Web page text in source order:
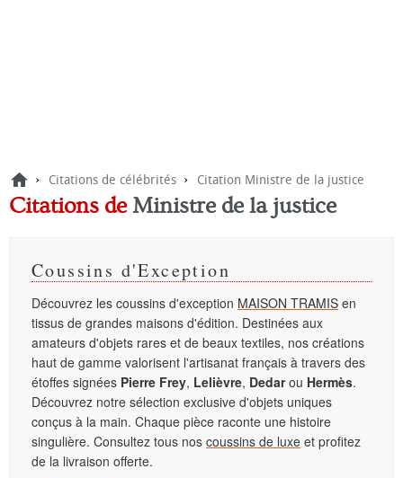
› Citations de célébrités › Citation Ministre de la justice
Citations de Ministre de la justice
Coussins d'Exception
Découvrez les coussins d'exception MAISON TRAMIS en
tissus de grandes maisons d'édition. Destinées aux
amateurs d'objets rares et de beaux textiles, nos créations
haut de gamme valorisent l'artisanat français à travers des
étoffes signées Pierre Frey, Lelièvre, Dedarou Hermès.
Découvrez notre sélection exclusive d'objets uniques
conçus à la main. Chaque pièce raconte une histoire
singulière. Consultez tous nos coussins de luxe et profitez
de la livraison offerte.